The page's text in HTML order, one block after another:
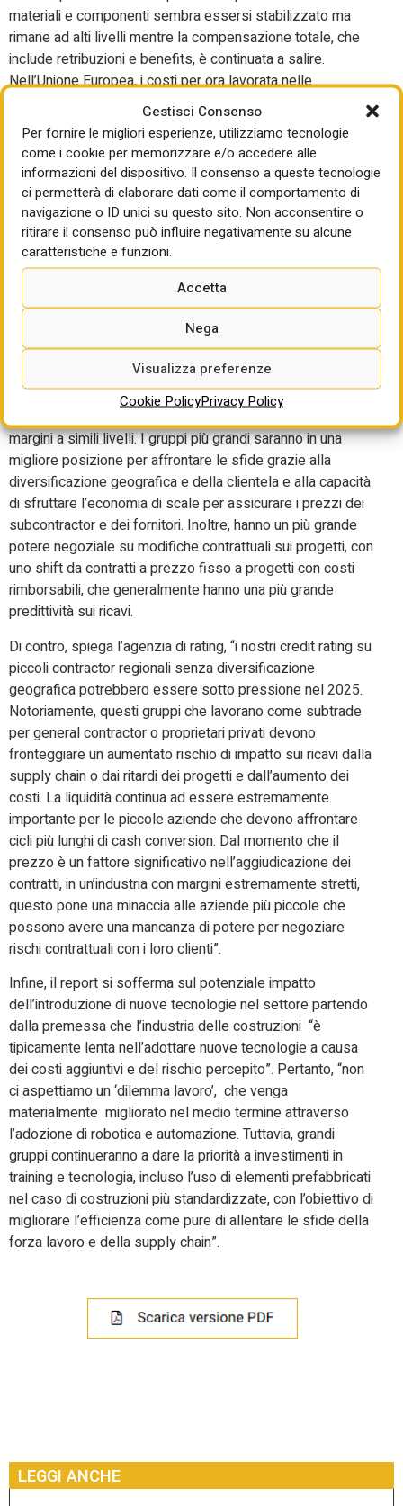
Gestisci Consenso
Per fornire le migliori esperienze, utilizziamo tecnologie
come i cookie per memorizzare e/o accedere alle
informazioni del dispositivo. Il consenso a queste tecnologie
ci permetterà di elaborare dati come il comportamento di
navigazione o ID unici su questo sito. Non acconsentire o
ritirare il consenso può influire negativamente su alcune
caratteristiche e funzioni.
Accetta
Nega
Visualizza preferenze
Cookie PolicyPrivacy Policy
materiali e componenti sembra essersi stabilizzato ma
rimane ad alti livelli mentre la compensazione totale, che
include retribuzioni e benefits, è continuata a salire.
Nell’Unione Europea, i costi per ora lavorata nelle
costruzioni è salita del 5,8% nel secondo trimestre del
2024 rispetto allo stesso periodo del 2023 e il costo del
lavoro negli Usa è cresciuto del 3% nel terzo trimestre di
quest’anno rispetto al corrispondente periodo del 2023.
Una stretta sulle politiche di immigazione da parte
dell’amministrazione Trump potrebbe anche incidere sulla
disponibilità di lavoro nel settore.
Dbrs Morningstar prevede che le aziende nel proprio
portafoglio di credit rating (con una significativa quota nel
settore publico) registrino nel 2025 una crescita dei ricavi a
una cifra medio-bassa. Riguardo ai margini, “ci aspettiamo
che i grandi gruppi di costruzioni gestiscano con attenzione
le vendite, i costi amministrativi e continuino a riflettere i
costi più alti di materiali e costo del lavoro nei prezzi delle
margini a simili livelli. I gruppi più grandi saranno in una
migliore posizione per affrontare le sfide grazie alla
diversificazione geografica e della clientela e alla capacità
di sfruttare l’economia di scale per assicurare i prezzi dei
subcontractor e dei fornitori. Inoltre, hanno un più grande
potere negoziale su modifiche contrattuali sui progetti, con
uno shift da contratti a prezzo fisso a progetti con costi
rimborsabili, che generalmente hanno una più grande
predittività sui ricavi.
Di contro, spiega l’agenzia di rating, “i nostri credit rating su
piccoli contractor regionali senza diversificazione
geografica potrebbero essere sotto pressione nel 2025.
Notoriamente, questi gruppi che lavorano come subtrade
per general contractor o proprietari privati devono
fronteggiare un aumentato rischio di impatto sui ricavi dalla
supply chain o dai ritardi dei progetti e dall’aumento dei
costi. La liquidità continua ad essere estremamente
importante per le piccole aziende che devono affrontare
cicli più lunghi di cash conversion. Dal momento che il
prezzo è un fattore significativo nell’aggiudicazione dei
contratti, in un’industria con margini estremamente stretti,
questo pone una minaccia alle aziende più piccole che
possono avere una mancanza di potere per negoziare
rischi contrattuali con i loro clienti”.
Infine, il report si sofferma sul potenziale impatto
dell’introduzione di nuove tecnologie nel settore partendo
dalla premessa che l’industria delle costruzioni “è
tipicamente lenta nell’adottare nuove tecnologie a causa
dei costi aggiuntivi e del rischio percepito”. Pertanto, “non
ci aspettiamo un ‘dilemma lavoro’, che venga
materialmente migliorato nel medio termine attraverso
l’adozione di robotica e automazione. Tuttavia, grandi
gruppi continueranno a dare la priorità a investimenti in
training e tecnologia, incluso l’uso di elementi prefabbricati
nel caso di costruzioni più standardizzate, con l’obiettivo di
migliorare l’efficienza come pure di allentare le sfide della
forza lavoro e della supply chain”.
LEGGI ANCHE